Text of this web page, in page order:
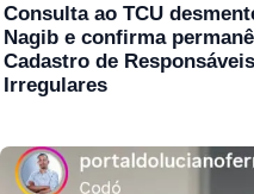
Consulta ao TCU
Nagib e confirma
Cadastro de
Irregulares